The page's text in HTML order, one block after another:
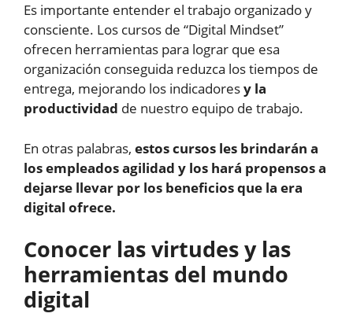
Es importante entender el trabajo organizado y
consciente. Los cursos de “Digital Mindset”
ofrecen herramientas para lograr que esa
organización conseguida reduzca los tiempos de
entrega, mejorando los indicadoresy la
productividad de nuestro equipo de trabajo.
En otras palabras, estos cursos les brindarán a
los empleados agilidad y los hará propensos a
dejarse llevar por los beneficios que la era
digital ofrece.
Conocer las virtudes y las
herramientas del mundo
digital